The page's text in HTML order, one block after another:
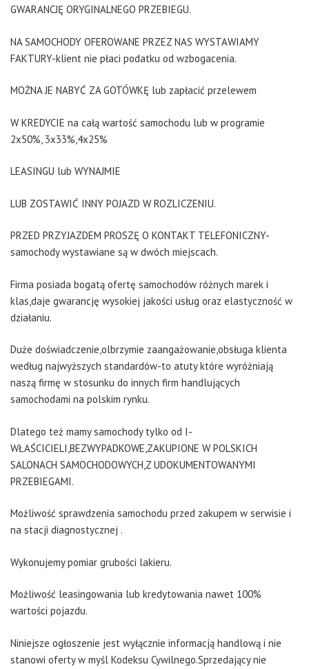
GWARANCJĘ ORYGINALNEGO PRZEBIEGU.
NA SAMOCHODY OFEROWANE PRZEZ NAS WYSTAWIAMY
FAKTURY-klient nie płaci podatku od wzbogacenia.
MOŻNA JE NABYĆ ZA GOTÓWKĘ lub zapłacić przelewem
W KREDYCIE na całą wartość samochodu lub w programie
2x50%, 3x33%,4x25%
LEASINGU lub WYNAJMIE
LUB ZOSTAWIĆ INNY POJAZD W ROZLICZENIU.
PRZED PRZYJAZDEM PROSZĘ O KONTAKT TELEFONICZNY-
samochody wystawiane są w dwóch miejscach.
Firma posiada bogatą ofertę samochodów różnych marek i
klas,daje gwarancję wysokiej jakości usług oraz elastyczność w
działaniu.
Duże doświadczenie,olbrzymie zaangażowanie,obsługa klienta
według najwyższych standardów-to atuty które wyróżniają
naszą firmę w stosunku do innych firm handlujących
samochodami na polskim rynku.
Dlatego też mamy samochody tylko od I-
WŁAŚCICIELI,BEZWYPADKOWE,ZAKUPIONE W POLSKICH
SALONACH SAMOCHODOWYCH,Z UDOKUMENTOWANYMI
PRZEBIEGAMI.
Możliwość sprawdzenia samochodu przed zakupem w serwisie i
na stacji diagnostycznej .
Wykonujemy pomiar grubości lakieru.
Możliwość leasingowania lub kredytowania nawet 100%
wartości pojazdu.
Niniejsze ogłoszenie jest wyłącznie informacją handlową i nie
stanowi oferty w myśl Kodeksu Cywilnego.Sprzedający nie